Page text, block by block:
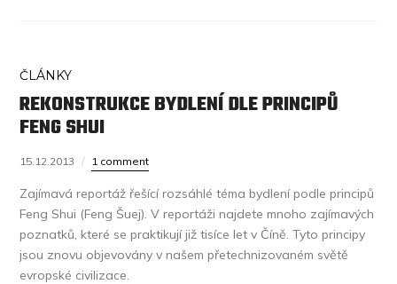
ČLÁNKY
REKONSTRUKCE BYDLENÍ DLE PRINCIPŮ
FENG SHUI
15.12.2013 1 comment
Zajímavá reportáž řešící rozsáhlé téma bydlení podle principů
Feng Shui (Feng Šuej). V reportáži najdete mnoho zajímavých
poznatků, které se praktikují již tisíce let v Číně. Tyto principy
jsou znovu objevovány v našem přetechnizovaném světě
evropské civilizace.